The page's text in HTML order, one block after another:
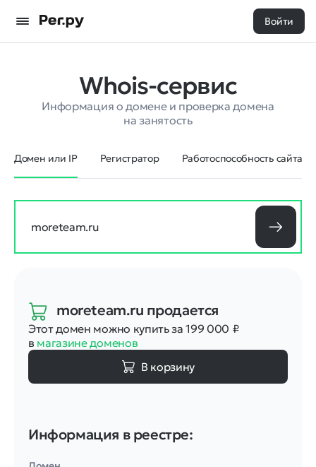
Войти
Whois-сервис
Информация о домене и проверка домена
на занятость
Домен или IP Регистратор Работоспособность сайта
moreteam.ru продается
Этот домен можно купить за 199 000 ₽
в магазине доменов
В корзину
Информация в реестре: